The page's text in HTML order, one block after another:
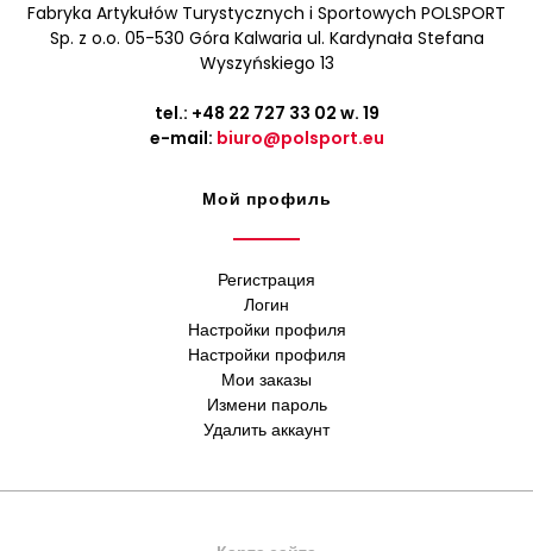
Fabryka Artykułów Turystycznych i Sportowych POLSPORT
Sp. z o.o. 05-530 Góra Kalwaria ul. Kardynała Stefana
Wyszyńskiego 13
tel.: +48 22 727 33 02 w. 19
e-mail: biuro@polsport.eu
Мой профиль
Регистрация
Логин
Настройки профиля
Настройки профиля
Мои заказы
Измени пароль
Удалить аккаунт